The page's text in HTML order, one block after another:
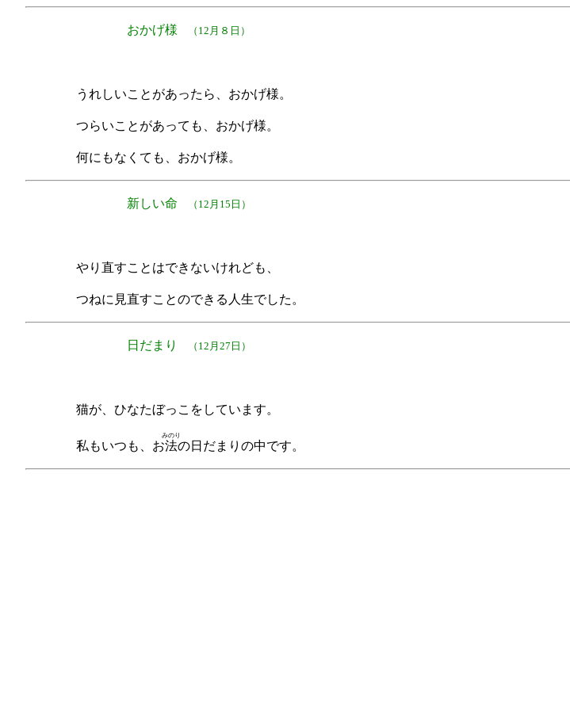
おかげ様 （12月８日）
うれしいことがあったら、おかげ様。
つらいことがあっても、おかげ様。
何にもなくても、おかげ様。
新しい命 （12月15日）
やり直すことはできないけれども、
つねに見直すことのできる人生でした。
日だまり （12月27日）
猫が、ひなたぼっこをしています。
私もいつも、お法
みのり
の日だまりの中です。